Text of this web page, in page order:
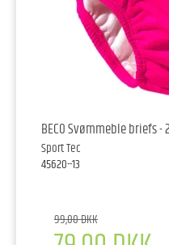
BECO Svømmeble briefs -
Sport Tec
45620--13
99,00 DKK